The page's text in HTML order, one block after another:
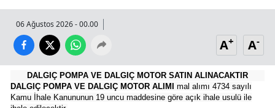
Kahramanmaraş
Mardin
Muğla
06 Ağustos 2026 - 00.00
A+ A-
DALGIÇ POMPA VE DALGIÇ MOTOR SATIN ALINACAKTIR
DALGIÇ POMPA VE DALGIÇ MOTOR ALIMI mal alımı 4734 sayılı
Kamu İhale Kanununun 19 uncu maddesine göre açık ihale usulü ile